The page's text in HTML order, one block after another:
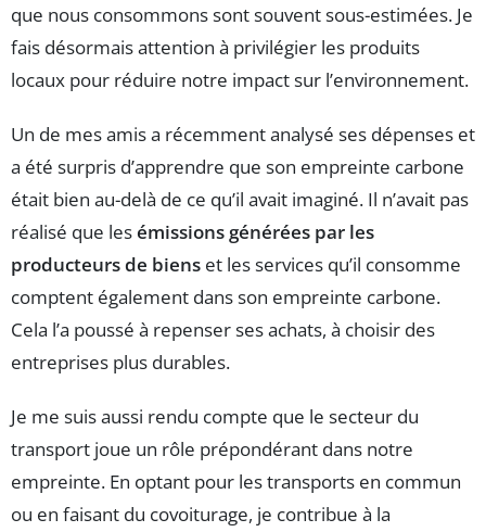
que nous consommons sont souvent sous-estimées. Je
fais désormais attention à privilégier les produits
locaux pour réduire notre impact sur l’environnement.
Un de mes amis a récemment analysé ses dépenses et
a été surpris d’apprendre que son empreinte carbone
était bien au-delà de ce qu’il avait imaginé. Il n’avait pas
réalisé que lesémissions générées par les
producteurs de biens et les services qu’il consomme
comptent également dans son empreinte carbone.
Cela l’a poussé à repenser ses achats, à choisir des
entreprises plus durables.
Je me suis aussi rendu compte que le secteur du
transport joue un rôle prépondérant dans notre
empreinte. En optant pour les transports en commun
ou en faisant du covoiturage, je contribue à la